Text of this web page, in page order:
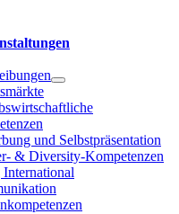
und Selbstpräsentation
& Diversity-Kompetenzen